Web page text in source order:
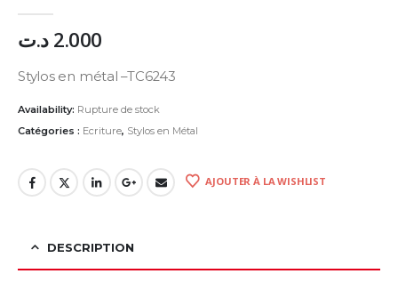
2.000 د.ت
Stylos en métal –TC6243
Availability: Rupture de stock
Catégories : Ecriture, Stylos en Métal
AJOUTER À LA WISHLIST
DESCRIPTION